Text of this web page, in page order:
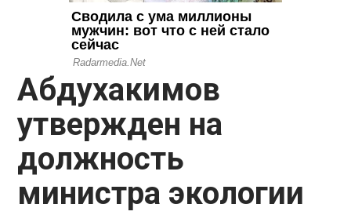
Абдухакимов
утвержден на
должность
министра экологии